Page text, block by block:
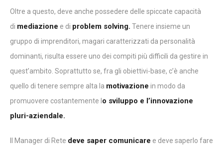
Oltre a questo, deve anche possedere delle spiccate capacità
di mediazione e di problem solving. Tenere insieme un
gruppo di imprenditori, magari caratterizzati da personalità
dominanti, risulta essere uno dei compiti più difficili da gestire in
quest’ambito. Soprattutto se, fra gli obiettivi-base, c’è anche
quello di tenere sempre alta la motivazione in modo da
promuovere costantemente l o sviluppo e l’innovazione
pluri-aziendale.
Il Manager di Rete deve saper comunicare e deve saperlo fare